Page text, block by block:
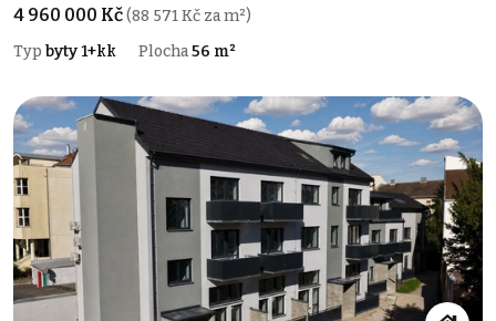
4 960 000 Kč(88 571 Kč za m²)
Typ byty 1+kk Plocha56 m²